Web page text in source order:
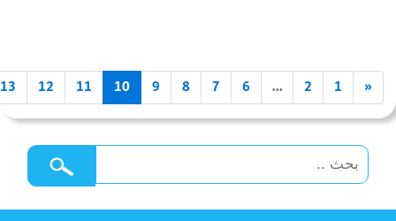
«
1
2
...
6
7
8
9
10
11
12
13